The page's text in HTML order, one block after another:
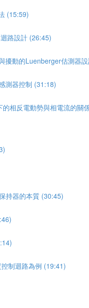
(15:59)
路設計 (26:45)
擾動的Luenberger估測器
測器控制 (31:18)
相反電動勢與相電流的關
持器的本質 (30:45)
制迴路為例 (19:41)